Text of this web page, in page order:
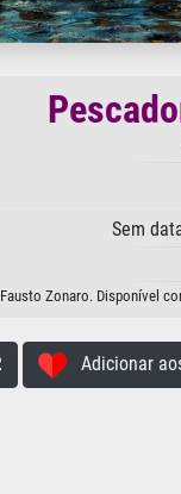
Sem
Fausto Zonaro. Disponível
Adicionar